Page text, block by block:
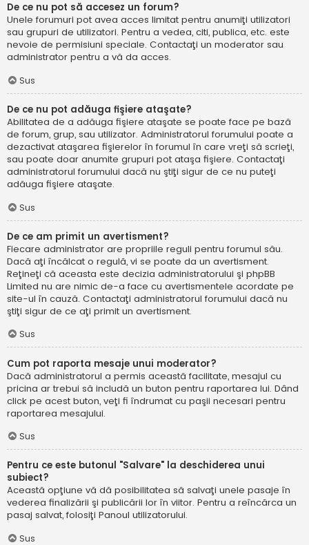
De ce nu pot să accesez un forum?
Unele forumuri pot avea acces limitat pentru anumiţi utilizatori
sau grupuri de utilizatori. Pentru a vedea, citi, publica, etc. este
nevoie de permisiuni speciale. Contactaţi un moderator sau
administrator pentru a vă da acces.
Sus
De ce nu pot adăuga fişiere ataşate?
Abilitatea de a adăuga fişiere ataşate se poate face pe bază
de forum, grup, sau utilizator. Administratorul forumului poate a
dezactivat ataşarea fişierelor în forumul în care vreţi să scrieţi,
sau poate doar anumite grupuri pot ataşa fişiere. Contactaţi
administratorul forumului dacă nu ştiţi sigur de ce nu puteţi
adăuga fişiere ataşate.
Sus
De ce am primit un avertisment?
Fiecare administrator are propriile reguli pentru forumul său.
Dacă aţi încălcat o regulă, vi se poate da un avertisment.
Reţineţi că aceasta este decizia administratorului şi phpBB
Limited nu are nimic de-a face cu avertismentele acordate pe
site-ul în cauză. Contactaţi administratorul forumului dacă nu
ştiţi sigur de ce aţi primit un avertisment.
Sus
Cum pot raporta mesaje unui moderator?
Dacă administratorul a permis această facilitate, mesajul cu
pricina ar trebui să includă un buton pentru raportarea lui. Dând
click pe acest buton, veţi fi îndrumat cu paşii necesari pentru
raportarea mesajului.
Sus
Pentru ce este butonul "Salvare" la deschiderea unui
subiect?
Această opţiune vă dă posibilitatea să salvaţi unele pasaje în
vederea finalizării şi publicării lor în viitor. Pentru a reîncărca un
pasaj salvat, folosiţi Panoul utilizatorului.
Sus